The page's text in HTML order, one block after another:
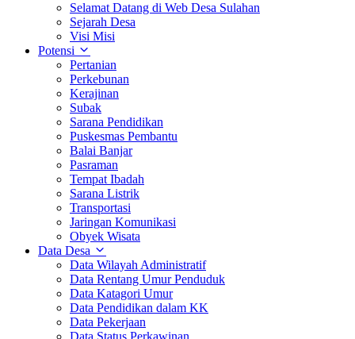
Selamat Datang di Web Desa Sulahan
Sejarah Desa
Visi Misi
Potensi
Pertanian
Perkebunan
Kerajinan
Subak
Sarana Pendidikan
Puskesmas Pembantu
Balai Banjar
Pasraman
Tempat Ibadah
Sarana Listrik
Transportasi
Jaringan Komunikasi
Obyek Wisata
Data Desa
Data Wilayah Administratif
Data Rentang Umur Penduduk
Data Katagori Umur
Data Pendidikan dalam KK
Data Pekerjaan
Data Status Perkawinan